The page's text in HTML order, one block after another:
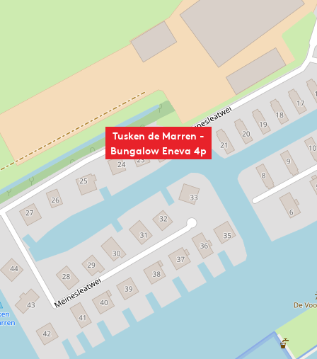
Tusken de Marren -
Bungalow Eneva 4p